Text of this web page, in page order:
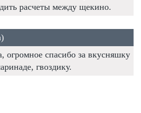
расчеты между щекино.
огромное спасибо за вкусняшку
гвоздику.